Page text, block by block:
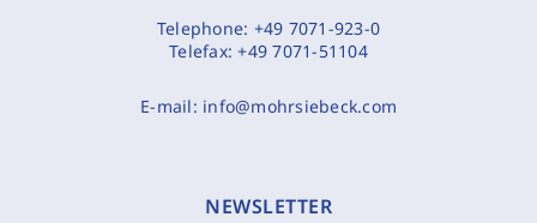
Telephone: +49 7071-923-0
Telefax:+49 7071-51104
E-mail: info@mohrsiebeck.com
NEWSLETTER